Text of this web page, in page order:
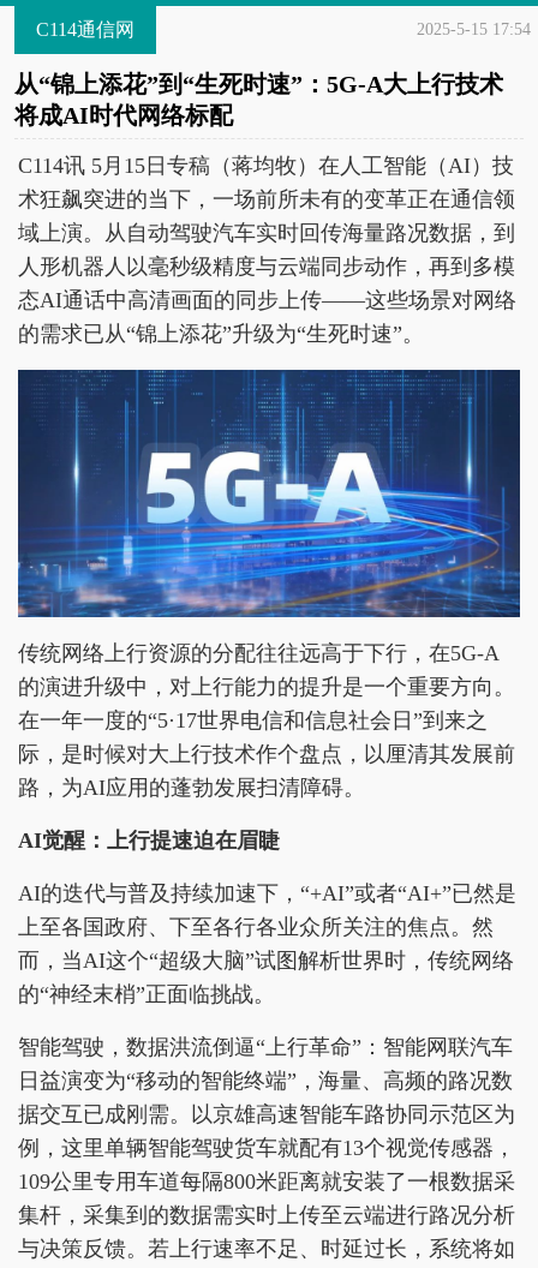
C114通信网 2025-5-15 17:54
从“锦上添花”到“生死时速”：5G-A大上行技术
将成AI时代网络标配
C114讯 5月15日专稿（蒋均牧）在人工智能（AI）技
术狂飙突进的当下，一场前所未有的变革正在通信领
域上演。从自动驾驶汽车实时回传海量路况数据，到
人形机器人以毫秒级精度与云端同步动作，再到多模
态AI通话中高清画面的同步上传——这些场景对网络
的需求已从“锦上添花”升级为“生死时速”。
传统网络上行资源的分配往往远高于下行，在5G-A
的演进升级中，对上行能力的提升是一个重要方向。
在一年一度的“5·17世界电信和信息社会日”到来之
际，是时候对大上行技术作个盘点，以厘清其发展前
路，为AI应用的蓬勃发展扫清障碍。
AI觉醒：上行提速迫在眉睫
AI的迭代与普及持续加速下，“+AI”或者“AI+”已然是
上至各国政府、下至各行各业众所关注的焦点。然
而，当AI这个“超级大脑”试图解析世界时，传统网络
的“神经末梢”正面临挑战。
智能驾驶，数据洪流倒逼“上行革命”：智能网联汽车
日益演变为“移动的智能终端”，海量、高频的路况数
据交互已成刚需。以京雄高速智能车路协同示范区为
例，这里单辆智能驾驶货车就配有13个视觉传感器，
109公里专用车道每隔800米距离就安装了一根数据采
集杆，采集到的数据需实时上传至云端进行路况分析
与决策反馈。若上行速率不足、时延过长，系统将如